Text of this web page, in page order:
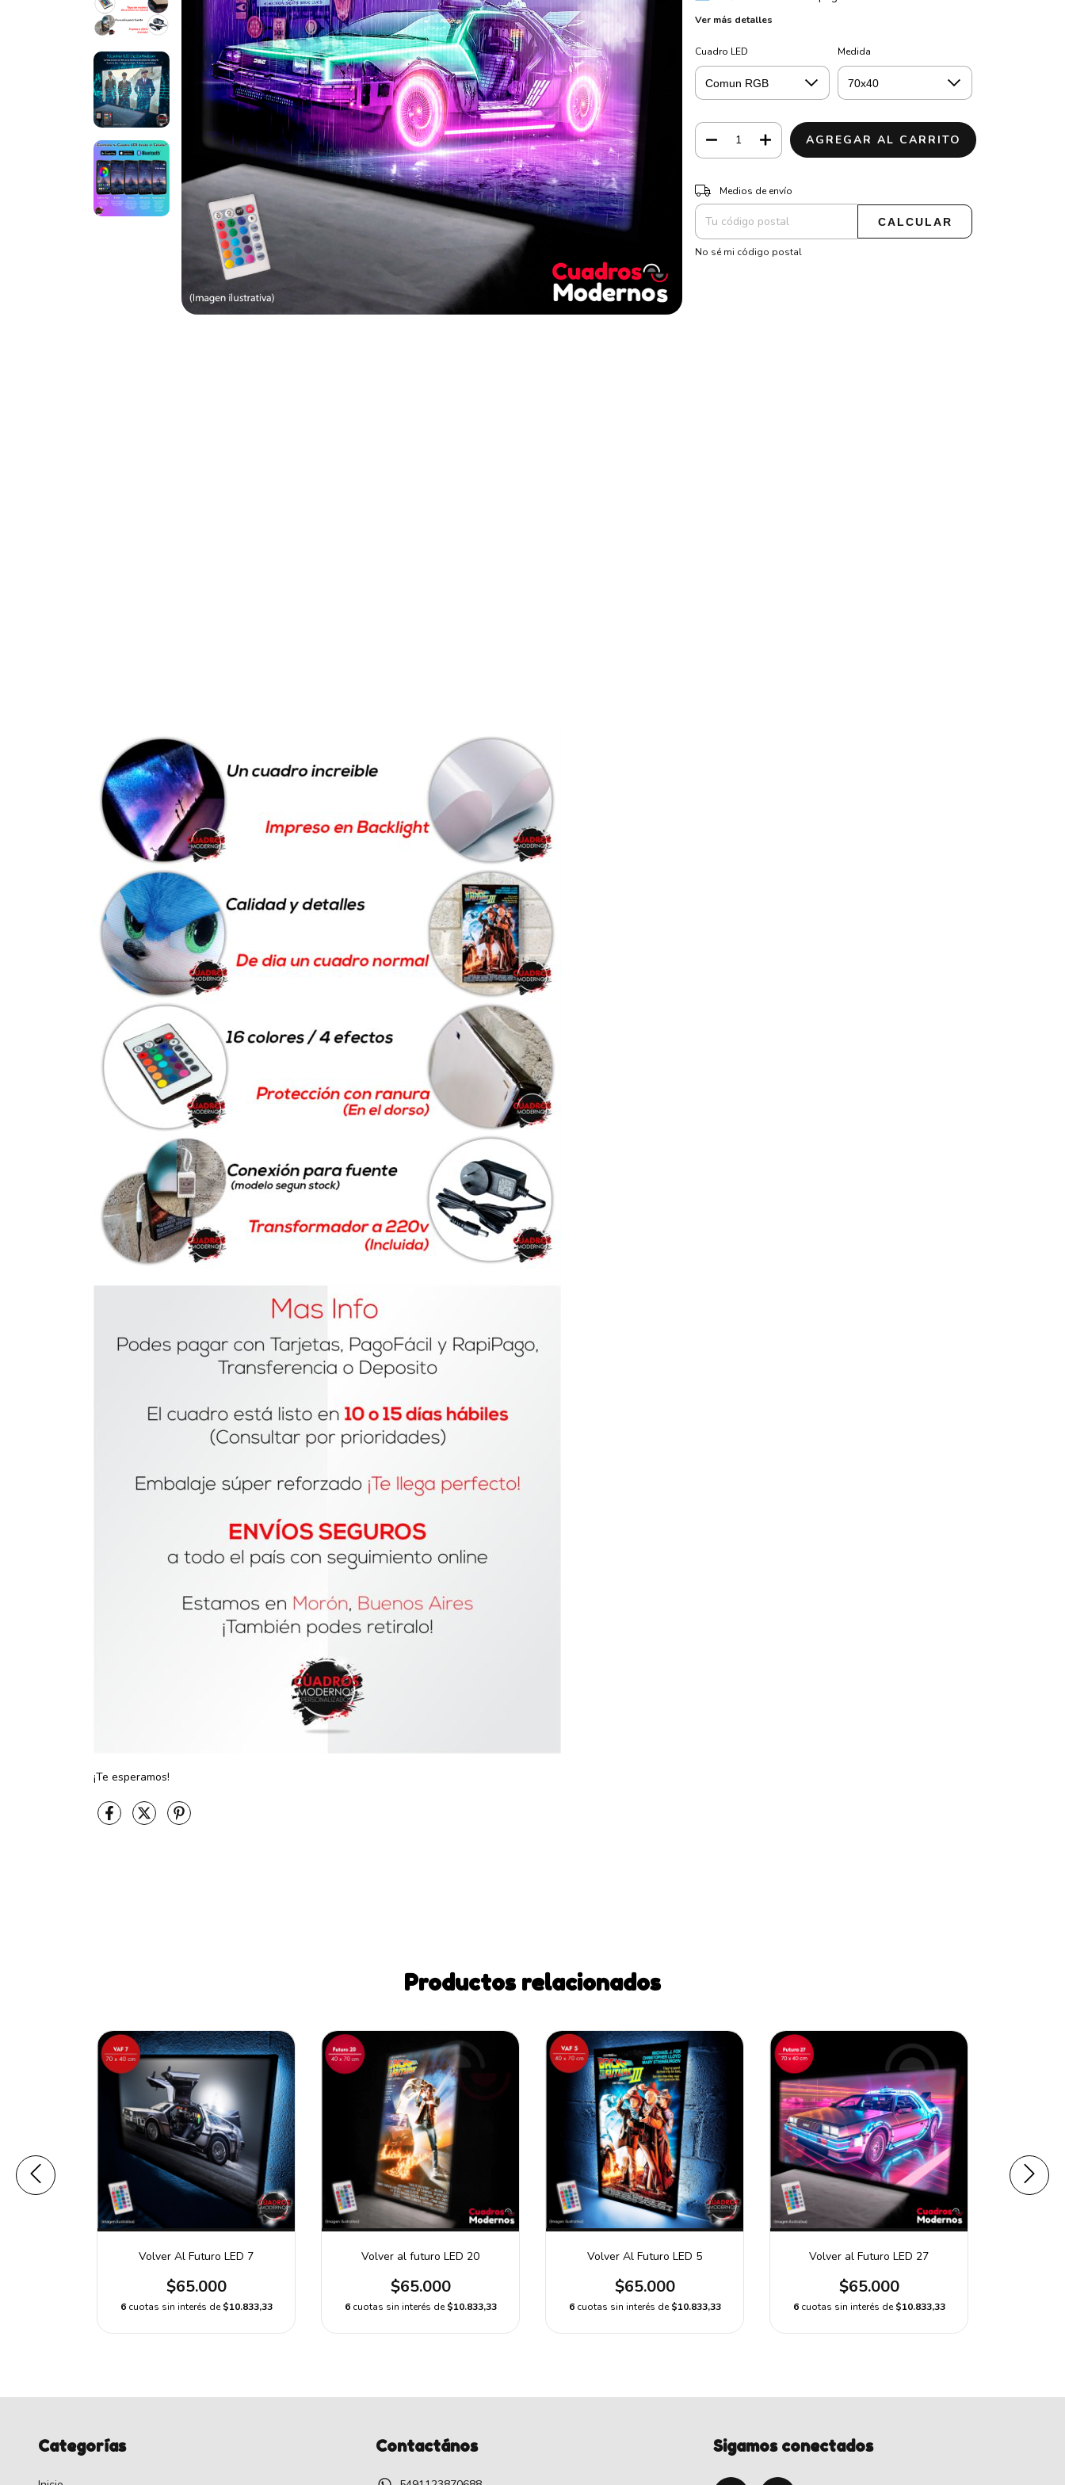
¡Te esperamos!
Ver más detalles
Cuadro LED Medida
Entregas para el CP:
Medios de envío
CALCULAR
No sé mi código postal
Productos relacionados
Volver Al Futuro LED 7
$65.000
6 cuotas sin interés de$10.833,33
Volver al futuro LED 20
$65.000
6 cuotas sin interés de$10.833,33
Volver Al Futuro LED 5
$65.000
6 cuotas sin interés de$10.833,33
Volver al Futuro LED 27
$65.000
6 cuotas sin interés de$10.833,33
Categorías Contactános Sigamos conectados